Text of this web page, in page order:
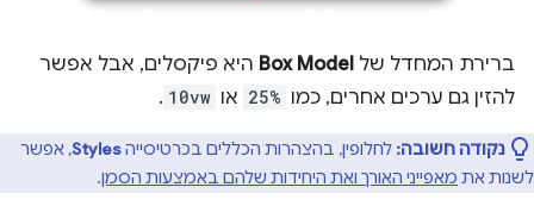
ברירת המחדל של Box Model היא פיקסלים, אבל אפשר
להזין גם ערכים אחרים, כמו 25% או 10vw
.
נקודה חשובה: לחלופין, בהצהרות הכללים בכרטיסייהStyles, אפשר
לשנות את מאפייני האורך ואת היחידות שלהם באמצעות הסמן.